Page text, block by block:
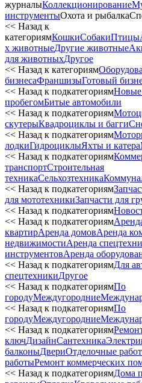
журналыКоллекционирование
инструментыОхота и рыбалка
<< Назад к
категориямКошкиСобакиПтицы
х животныеДругие животные
для животныхДругое
<< Назад к категориям
бизнесаФраншизыГотовый
<< Назад к подкатегориямНовые
пробегомБитые автомобили
<< Назад к подкатегориям
скутерыКвадроциклы и багги
<< Назад к подкатегориям
лодкиГидроциклыЯхты и катера
<< Назад к подкатегориям
транспортСтроительная
техникаСельхозтехника
<< Назад к подкатегориям
для мототехникиЗапчасти для
<< Назад к подкатегориям
<< Назад к подкатегориям
квартирАренда домовАренда
недвижимостиАренда
инструментовАренда
<< Назад к подкатегориямДля
спецтехникиДругое
<< Назад к подкатегориямПо
городуМеждугородние
<< Назад к подкатегориямПо
городуМеждугородние
<< Назад к подкатегориям
ключДизайнСантехника
балконыДвериОтделочные
работыРемонт коммерческих
<< Назад к подкатегориямДома